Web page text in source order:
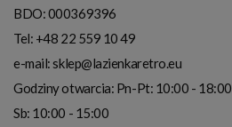
BDO: 000369396
Tel: +48 22 559 10 49
e-mail:sklep@lazienkaretro.eu
Godziny otwarcia: Pn-Pt: 10:00 - 18:00
Sb: 10:00 - 15:00